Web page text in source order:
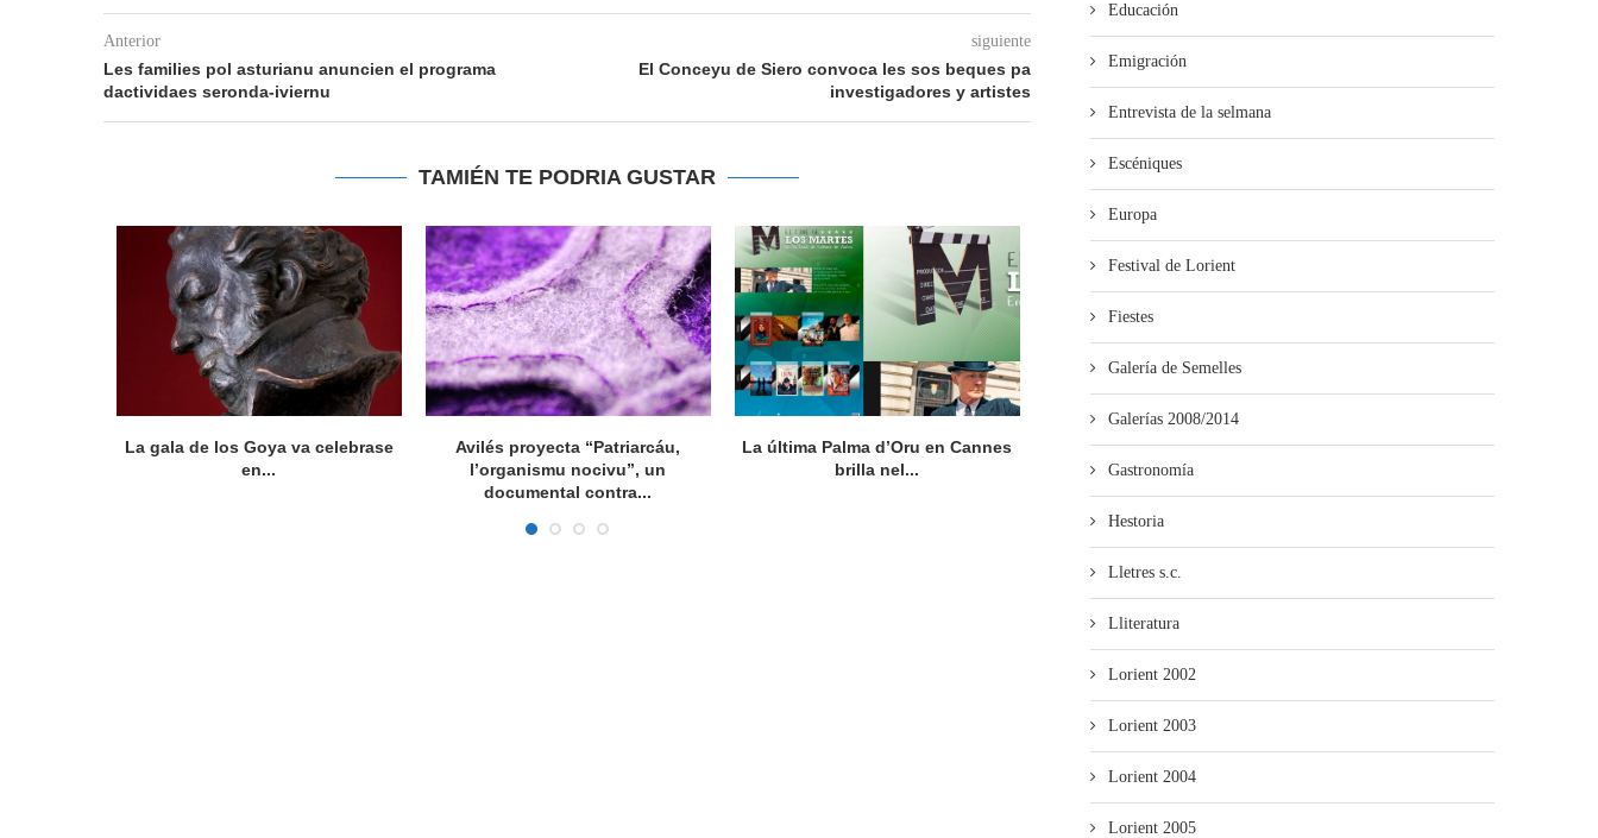
Anterior
Les families pol asturianu anuncien el programa
dactividaes seronda-iviernu
siguiente
El Conceyu de Siero convoca les sos beques pa
investigadores y artistes
TAMIÉN TE PODRIA GUSTAR
La gala de los Goya va celebrase
en...
Avilés proyecta “Patriarcáu,
l’organismu nocivu”, un
documental contra...
La última Palma d’Oru en Cannes
brilla nel...
Empiecen les proyecciones pa
escolares de la Selmana...
La Pola acueye la
Educación
Emigración
Entrevista de la selmana
Escéniques
Europa
Festival de Lorient
Fiestes
Galería de Semelles
Galerías 2008/2014
Gastronomía
Hestoria
Lletres s.c.
Lliteratura
Lorient 2002
Lorient 2003
Lorient 2004
Lorient 2005